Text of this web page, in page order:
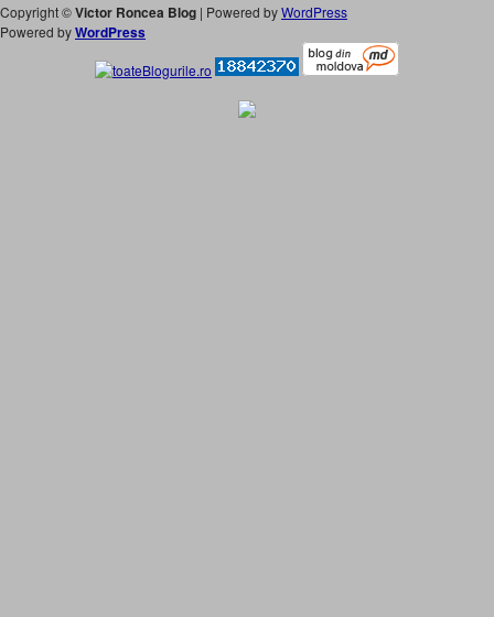
Copyright ©Victor Roncea Blog | Powered byWordPress
Powered byWordPress